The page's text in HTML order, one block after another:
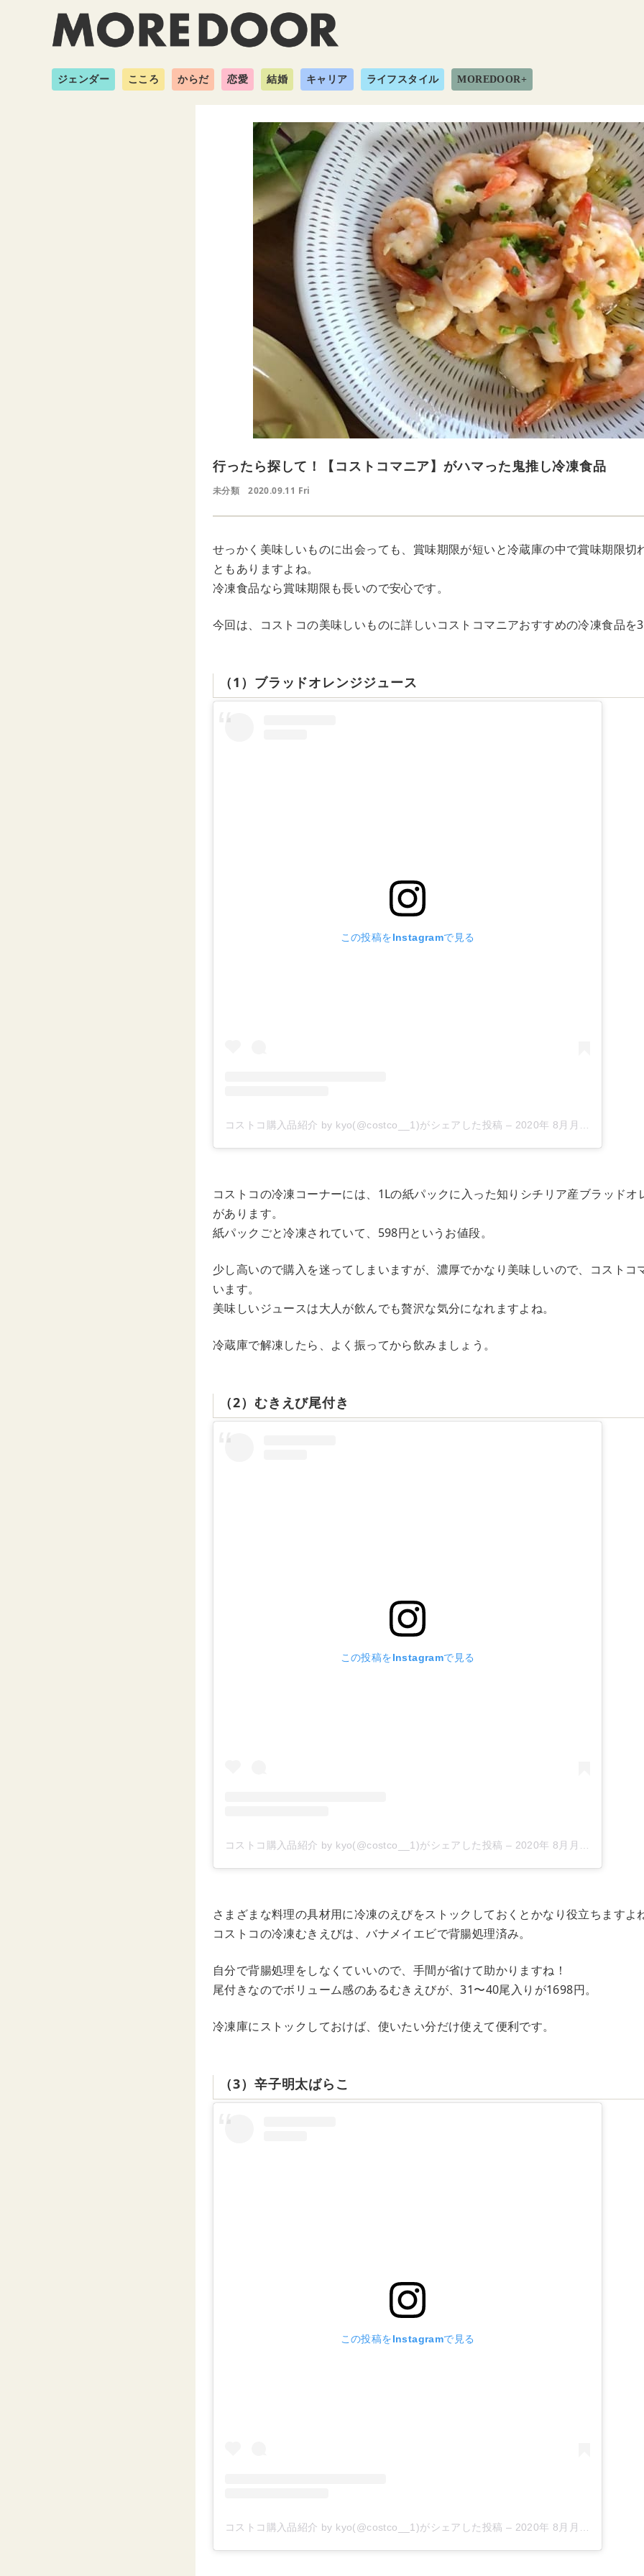
ジェンダー こころ からだ 恋愛 結婚 キャリア ライフスタイル MOREDOOR+
行ったら探して！【コストコマニア】がハマった鬼推し冷凍食品
未分類 2020.09.11 Fri
せっかく美味しいものに出会っても、賞味期限が短いと冷蔵庫の中で賞味期限切
ともありますよね。
冷凍食品なら賞味期限も長いので安心です。
今回は、コストコの美味しいものに詳しいコストコマニアおすすめの冷凍食品を
（1）ブラッドオレンジジュース
この投稿をInstagramで見る
コストコ購入品紹介 by kyo(@costco__1)がシェアした投稿 – 2020年 8月月9日午前3時03分PDT
コストコの冷凍コーナーには、1Lの紙パックに入った知りシチリア産ブラッド
があります。
紙パックごと冷凍されていて、598円というお値段。
少し高いので購入を迷ってしまいますが、濃厚でかなり美味しいので、コストコ
います。
美味しいジュースは大人が飲んでも贅沢な気分になれますよね。
冷蔵庫で解凍したら、よく振ってから飲みましょう。
（2）むきえび尾付き
この投稿をInstagramで見る
コストコ購入品紹介 by kyo(@costco__1)がシェアした投稿 – 2020年 8月月14日午前7時59分PDT
さまざまな料理の具材用に冷凍のえびをストックしておくとかなり役立ちますよ
コストコの冷凍むきえびは、バナメイエビで背腸処理済み。
自分で背腸処理をしなくていいので、手間が省けて助かりますね！
尾付きなのでボリューム感のあるむきえびが、31〜40尾入りが1698円。
冷凍庫にストックしておけば、使いたい分だけ使えて便利です。
（3）辛子明太ばらこ
この投稿をInstagramで見る
コストコ購入品紹介 by kyo(@costco__1)がシェアした投稿 – 2020年 8月月19日午前7時52分PDT